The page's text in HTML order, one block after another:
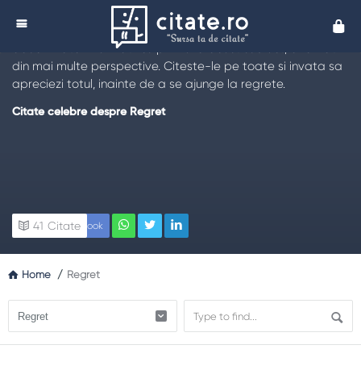
Citate despre Regrete - Citate de Regret
Iata cele mai populare citate despre regret
aduc in fata informatii cu privire la acest subiect, analizat
din mai multe perspective. Citeste-le pe toate si invata sa
apreciezi totul, inainte de a se ajunge la regrete.
Citate celebre despre Regret
Facebook
41 Citate
Home / Regret